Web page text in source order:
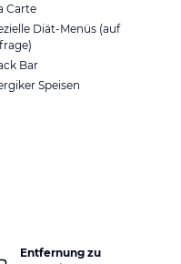
Carte
Diät-Menüs (auf
Bar
Speisen
Entfernung zu